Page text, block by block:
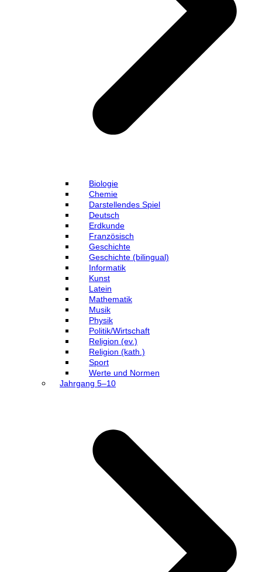
Biologie
Chemie
Darstellendes Spiel
Deutsch
Erdkunde
Französisch
Geschichte
Geschichte (bilingual)
Informatik
Kunst
Latein
Mathematik
Musik
Physik
Politik/Wirtschaft
Religion (ev.)
Religion (kath.)
Sport
Werte und Normen
Jahrgang 5–10